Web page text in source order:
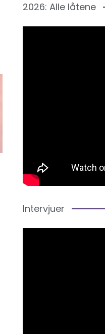
2026: Alle låtene
Intervjuer